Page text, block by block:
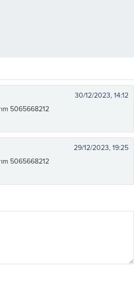
30/12/2023, 14:12
5065668212
29/12/2023, 19:25
5065668212